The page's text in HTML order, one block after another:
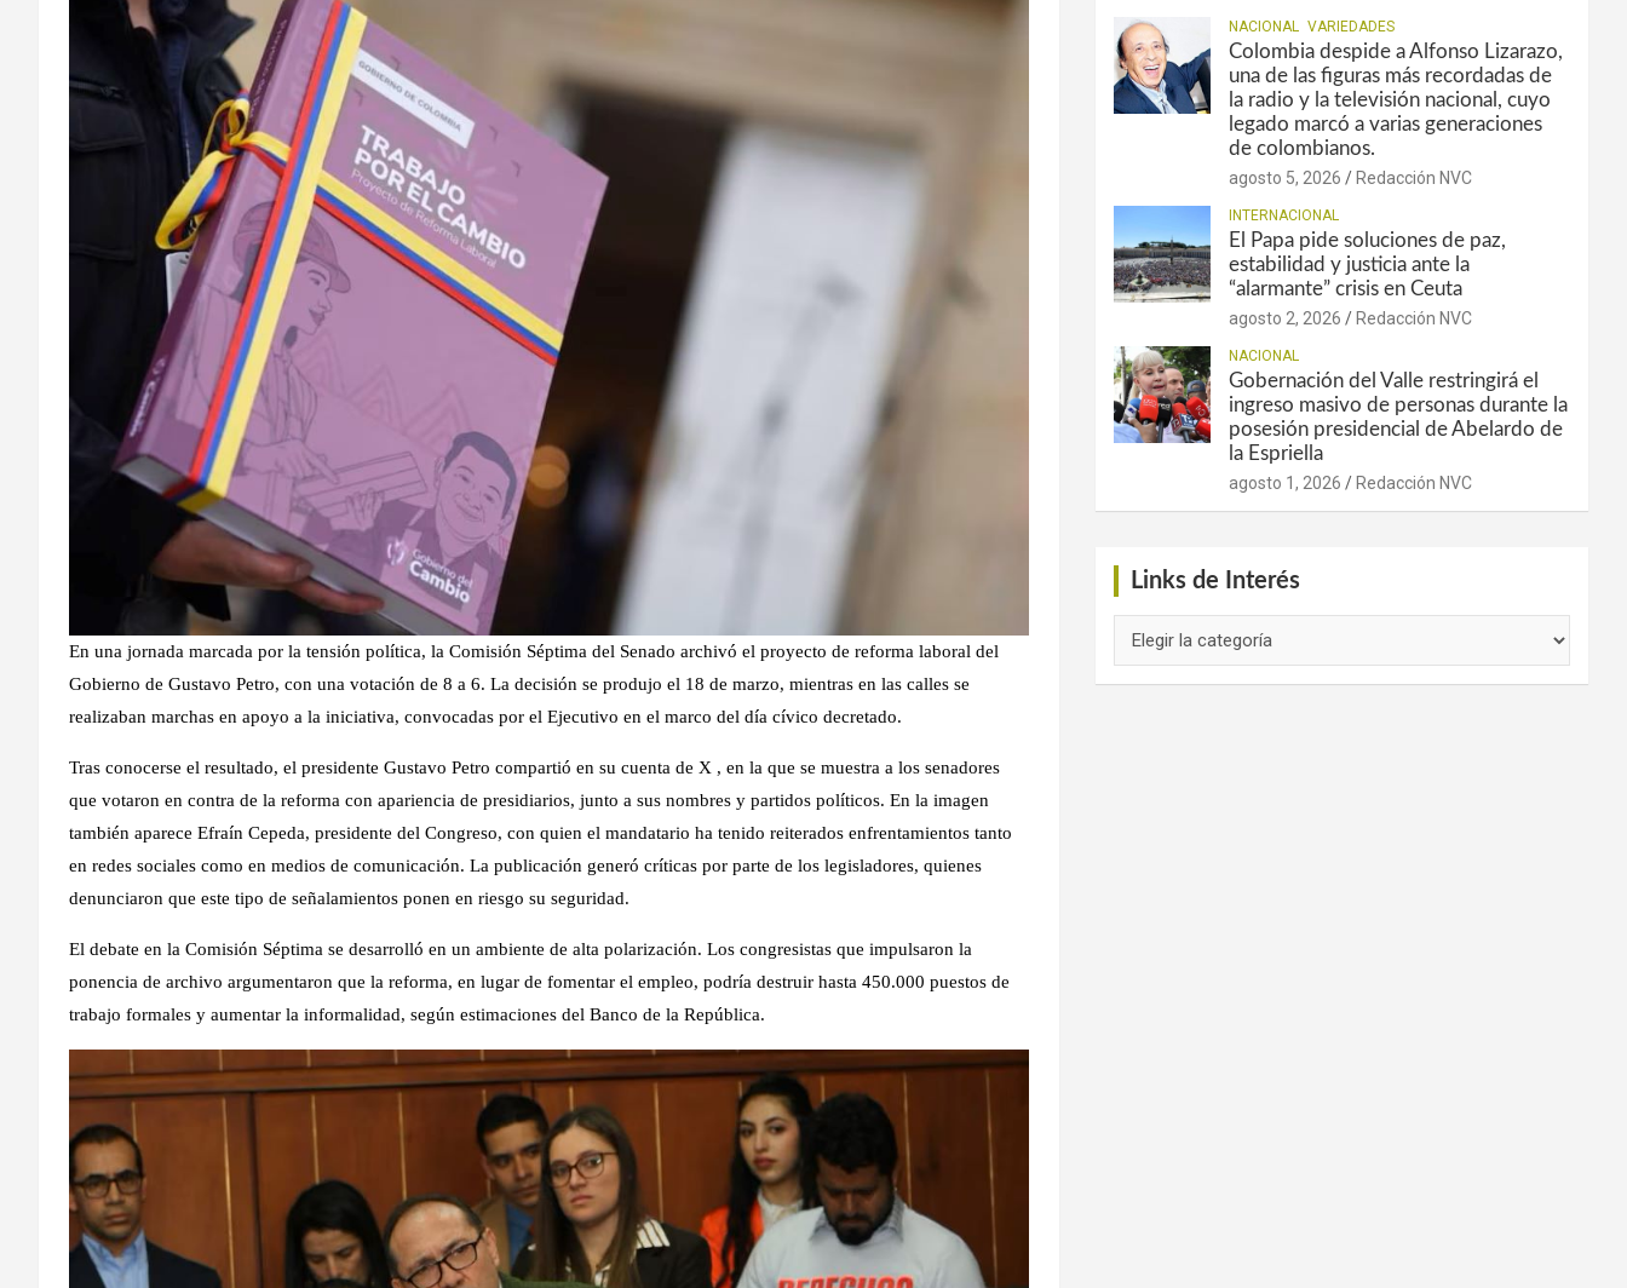
En una jornada marcada por la tensión política, la Comisión Séptima del Senado archivó el proyecto de reforma laboral del
Gobierno de Gustavo Petro, con una votación de 8 a 6. La decisión se produjo el 18 de marzo, mientras en las calles se
realizaban marchas en apoyo a la iniciativa, convocadas por el Ejecutivo en el marco del día cívico decretado.
Tras conocerse el resultado, el presidente Gustavo Petro compartió en su cuenta de X , en la que se muestra a los senadores
que votaron en contra de la reforma con apariencia de presidiarios, junto a sus nombres y partidos políticos. En la imagen
también aparece Efraín Cepeda, presidente del Congreso, con quien el mandatario ha tenido reiterados enfrentamientos tanto
en redes sociales como en medios de comunicación. La publicación generó críticas por parte de los legisladores, quienes
denunciaron que este tipo de señalamientos ponen en riesgo su seguridad.
El debate en la Comisión Séptima se desarrolló en un ambiente de alta polarización. Los congresistas que impulsaron la
ponencia de archivo argumentaron que la reforma, en lugar de fomentar el empleo, podría destruir hasta 450.000 puestos de
trabajo formales y aumentar la informalidad, según estimaciones del Banco de la República.
NACIONAL VARIEDADES
Colombia despide a Alfonso Lizarazo,
una de las figuras más recordadas de
la radio y la televisión nacional, cuyo
legado marcó a varias generaciones
de colombianos.
agosto 5, 2026 Redacción NVC
INTERNACIONAL
El Papa pide soluciones de paz,
estabilidad y justicia ante la
“alarmante” crisis en Ceuta
agosto 2, 2026 Redacción NVC
NACIONAL
Gobernación del Valle restringirá el
ingreso masivo de personas durante la
posesión presidencial de Abelardo de
la Espriella
agosto 1, 2026 Redacción NVC
Links de Interés
de